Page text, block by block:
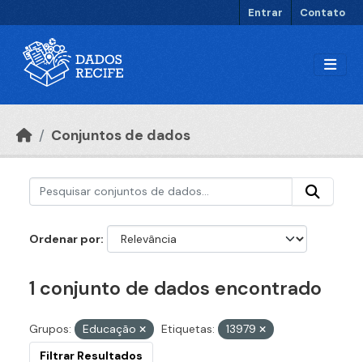
Entrar Contato
Conjuntos de dados
Ordenar por
1 conjunto de dados encontrado
Grupos: Educação Etiquetas:
13979
Filtrar Resultados